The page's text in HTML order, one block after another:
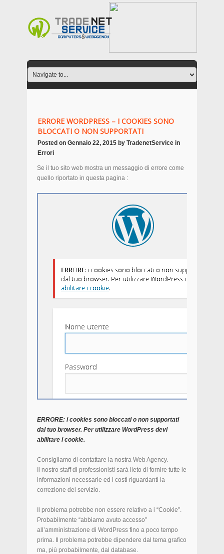
ERRORE WORDPRESS – I COOKIES SONO
BLOCCATI O NON SUPPORTATI
Posted on Gennaio 22, 2015 by TradenetService in
Errori
Se il tuo sito web mostra un messaggio di errore come
quello riportato in questa pagina :
ERRORE: i cookies sono bloccati o non supportati
dal tuo browser. Per utilizzare WordPress devi
abilitare i cookie.
Consigliamo di contattare la nostra Web Agency.
Il nostro staff di professionisti sarà lieto di fornire tutte le
informazioni necessarie ed i costi riguardanti la
correzione del servizio.
Il problema potrebbe non essere relativo a i “Cookie”.
Probabilmente “abbiamo avuto accesso”
all’amministrazione di WordPress fino a poco tempo
prima. Il problema potrebbe dipendere dal tema grafico
ma, più probabilmente, dal database.